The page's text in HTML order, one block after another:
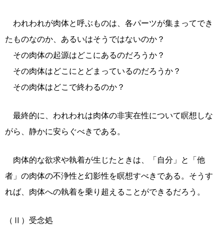
われわれが肉体と呼ぶものは、各パーツが集まってでき
たものなのか、あるいはそうではないのか？
その肉体の起源はどこにあるのだろうか？
その肉体はどこにとどまっているのだろうか？
その肉体はどこで終わるのか？
最終的に、われわれは肉体の非実在性について瞑想しな
がら、静かに安らぐべきである。
肉体的な欲求や執着が生じたときは、「自分」と「他
者」の肉体の不浄性と幻影性を瞑想すべきである。そうす
れば、肉体への執着を乗り超えることができるだろう。
（Ⅱ）受念処